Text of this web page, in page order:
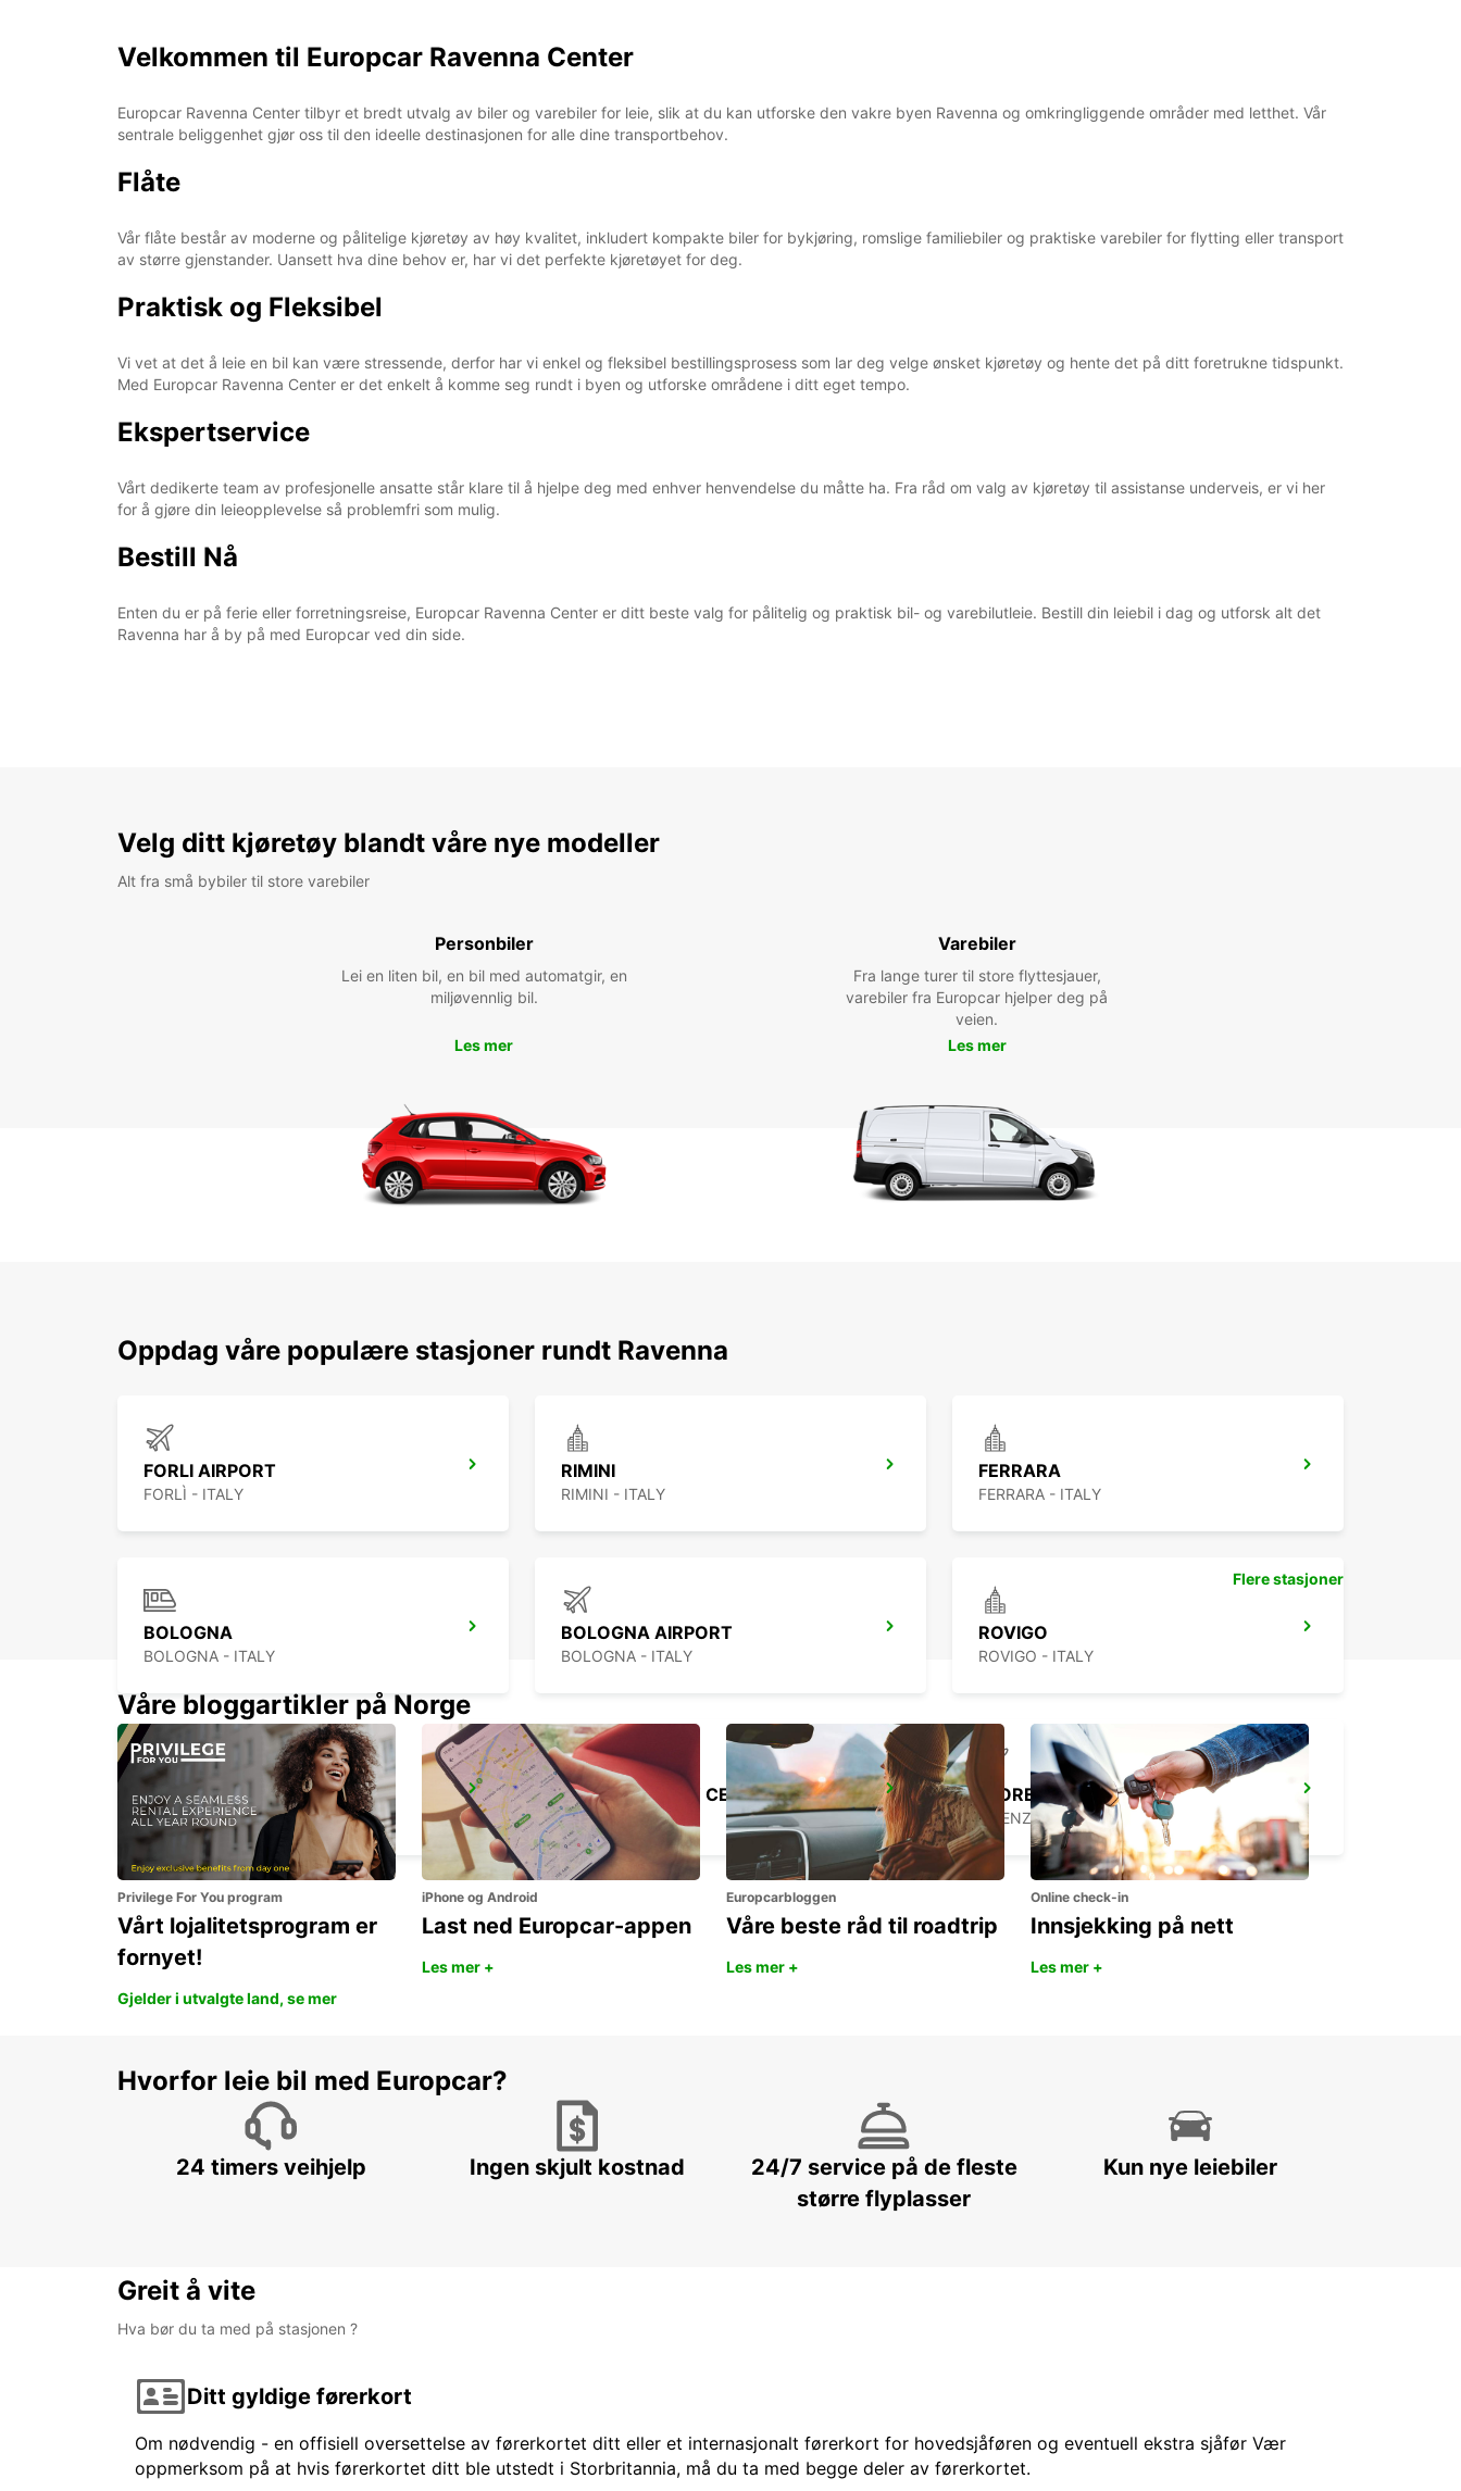
Velkommen til Europcar Ravenna Center
Europcar Ravenna Center tilbyr et bredt utvalg av biler og varebiler for leie, slik at du kan utforske den vakre byen Ravenna og omkringliggende områder med letthet. Vår
sentrale beliggenhet gjør oss til den ideelle destinasjonen for alle dine transportbehov.
Flåte
Vår flåte består av moderne og pålitelige kjøretøy av høy kvalitet, inkludert kompakte biler for bykjøring, romslige familiebiler og praktiske varebiler for flytting eller transport
av større gjenstander. Uansett hva dine behov er, har vi det perfekte kjøretøyet for deg.
Praktisk og Fleksibel
Vi vet at det å leie en bil kan være stressende, derfor har vi enkel og fleksibel bestillingsprosess som lar deg velge ønsket kjøretøy og hente det på ditt foretrukne tidspunkt.
Med Europcar Ravenna Center er det enkelt å komme seg rundt i byen og utforske områdene i ditt eget tempo.
Ekspertservice
Vårt dedikerte team av profesjonelle ansatte står klare til å hjelpe deg med enhver henvendelse du måtte ha. Fra råd om valg av kjøretøy til assistanse underveis, er vi her
for å gjøre din leieopplevelse så problemfri som mulig.
Bestill Nå
Enten du er på ferie eller forretningsreise, Europcar Ravenna Center er ditt beste valg for pålitelig og praktisk bil- og varebilutleie. Bestill din leiebil i dag og utforsk alt det
Ravenna har å by på med Europcar ved din side.
Velg ditt kjøretøy blandt våre nye modeller
Alt fra små bybiler til store varebiler
Personbiler
Lei en liten bil, en bil med automatgir, en
miljøvennlig bil.
Les mer
Varebiler
Fra lange turer til store flyttesjauer,
varebiler fra Europcar hjelper deg på
veien.
Les mer
Oppdag våre populære stasjoner rundt Ravenna
FORLI AIRPORT
FORLÌ - ITALY
RIMINI
RIMINI - ITALY
FERRARA
FERRARA - ITALY
BOLOGNA
BOLOGNA - ITALY
BOLOGNA AIRPORT
BOLOGNA - ITALY
ROVIGO
ROVIGO - ITALY
FLORENCE NOVOLI
FIRENZE - ITALY
FLORENCE CITY CENTER
FIRENZE - ITALY
FLORENCE AIRPORT
FIRENZE - ITALY
Flere stasjoner
Våre bloggartikler på Norge
Privilege For You program
Vårt lojalitetsprogram er
fornyet!
Gjelder i utvalgte land, se mer
iPhone og Android
Last ned Europcar-appen
Les mer +
Europcarbloggen
Våre beste råd til roadtrip
Les mer +
Online check-in
Innsjekking på nett
Les mer +
Hvorfor leie bil med Europcar?
24 timers veihjelp Ingen skjult kostnad
24/7 service på de fleste
større flyplasser
Kun nye leiebiler
Greit å vite
Hva bør du ta med på stasjonen ?
Ditt gyldige førerkort
Om nødvendig - en offisiell oversettelse av førerkortet ditt eller et internasjonalt førerkort for hovedsjåføren og eventuell ekstra sjåfør Vær
oppmerksom på at hvis førerkortet ditt ble utstedt i Storbritannia, må du ta med begge deler av førerkortet.